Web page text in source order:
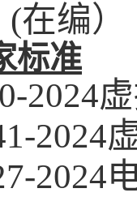
(在编）
标准
2024
2024
2024